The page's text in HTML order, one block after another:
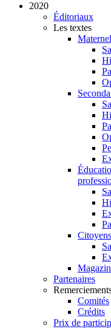
2020
Éditoriaux
Les textes
Partenaires
Comités
Crédits
Prix de